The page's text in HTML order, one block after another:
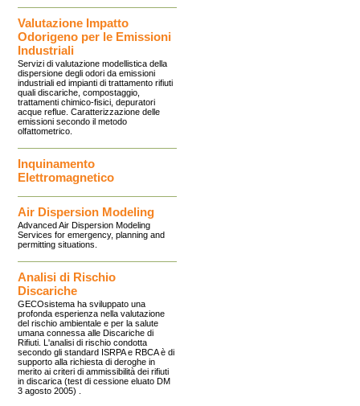
Valutazione Impatto
Odorigeno per le Emissioni
Industriali
Servizi di valutazione modellistica della
dispersione degli odori da emissioni
industriali ed impianti di trattamento rifiuti
quali discariche, compostaggio,
trattamenti chimico-fisici, depuratori
acque reflue. Caratterizzazione delle
emissioni secondo il metodo
olfattometrico.
Inquinamento
Elettromagnetico
Air Dispersion Modeling
Advanced Air Dispersion Modeling
Services for emergency, planning and
permitting situations.
Analisi di Rischio
Discariche
GECOsistema ha sviluppato una
profonda esperienza nella valutazione
del rischio ambientale e per la salute
umana connessa alle Discariche di
Rifiuti. L'analisi di rischio condotta
secondo gli standard ISRPA e RBCA è di
supporto alla richiesta di deroghe in
merito ai criteri di ammissibilità dei rifiuti
in discarica (test di cessione eluato DM
3 agosto 2005) .